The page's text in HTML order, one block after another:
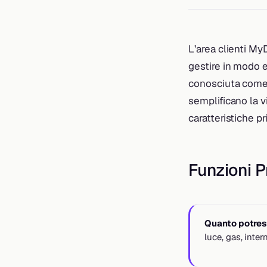
L’area clienti
gestire in modo
conosciuta
semplificano la
caratteristiche
Funzioni
Quanto
luce, gas,